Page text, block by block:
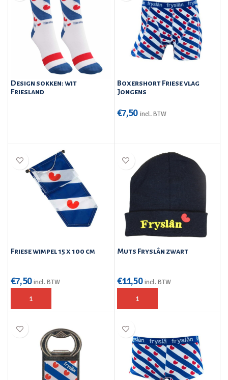
Design sokken: wit
Friesland
Boxershort Friese vlag
Jongens
€7,50 incl. BTW
Friese wimpel 15 x 100 cm
€7,50 incl. BTW
Muts Fryslân zwart
€11,50 incl. BTW